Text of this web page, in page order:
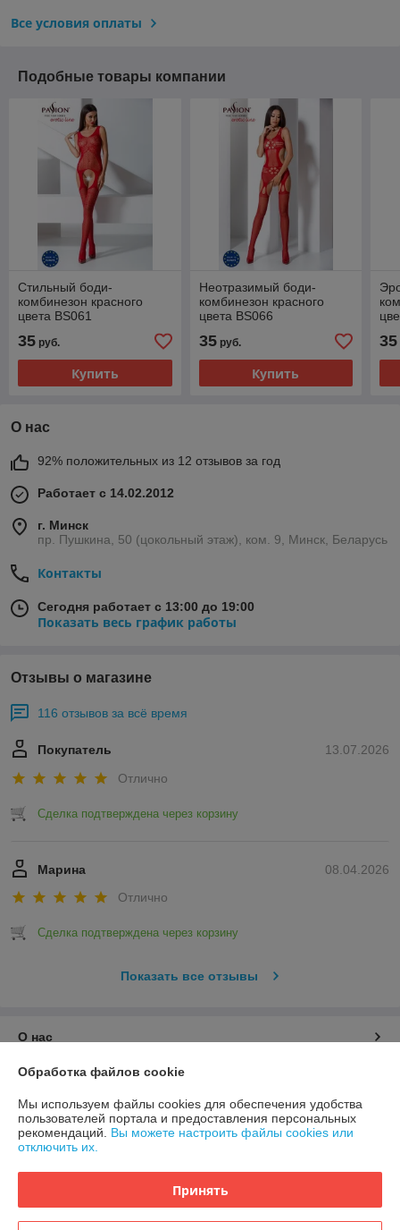
Все условия оплаты
Подобные товары компании
Стильный боди-
комбинезон красного
цвета BS061
35 руб.
Купить
Неотразимый боди-
комбинезон красного
цвета BS066
35руб.
Купить
35
О нас
92% положительных из 12 отзывов за год
Работает с 14.02.2012
г. Минск
пр. Пушкина, 50 (цокольный этаж), ком. 9, Минск, Беларусь
Контакты
Сегодня работает с 13:00 до 19:00
Показать весь график работы
Отзывы о магазине
116 отзывов за всё время
13.07.2026
Покупатель
Отлично
Сделка подтверждена через корзину
08.04.2026
Марина
Отлично
Сделка подтверждена через корзину
Показать все отзывы
О нас
Контакты
Доставка и оплата
Полная версия сайта
Обработка файлов cookie
Мы используем файлы cookies для обеспечения удобства
пользователей портала и предоставления персональных
рекомендаций. Вы можете настроить файлы cookies или
отключить их.
Принять